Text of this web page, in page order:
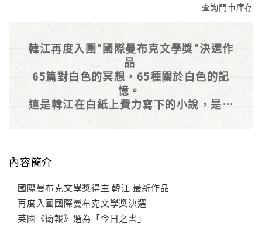
查詢門市庫存
韓江再度入圍"國際曼布克文學獎"決選作
品
65篇對白色的冥想，65種關於白色的記
憶。
這是韓江在白紙上費力寫下的小說，是描
述一切白色事物的小說。
內容簡介
國際曼布克文學獎得主 韓江 最新作品
再度入圍國際曼布克文學獎決選
英國《衛報》選為「今日之書」